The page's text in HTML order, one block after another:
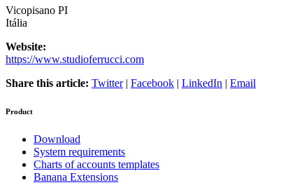
Vicopisano PI
Itália
Website:
https://www.studioferrucci.com
Share this article: Twitter| Facebook | LinkedIn | Email
Product
Download
System requirements
Charts of accounts templates
Banana Extensions